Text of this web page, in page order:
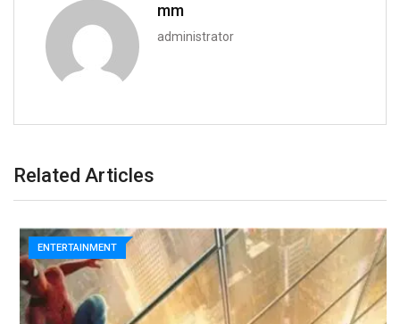
mm
administrator
Related Articles
ENTERTAINMENT